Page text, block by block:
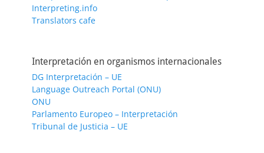
Interpreting.info
Translators cafe
Interpretación en organismos internacionales
DG Interpretación – UE
Language Outreach Portal (ONU)
ONU
Parlamento Europeo – Interpretación
Tribunal de Justicia – UE